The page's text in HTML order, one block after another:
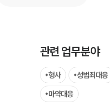
글로벌 파트
고객의 소
통합검
관련 업무분야
형사 성범죄대응
마약대응